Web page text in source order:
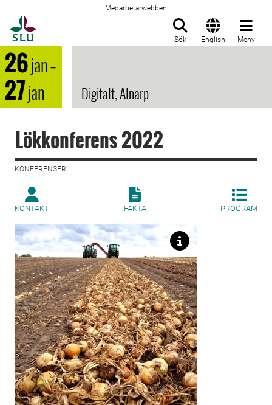
Medarbetarwebben
Sök English Meny
26jan–
27jan Digitalt, Alnarp
Lökkonferens 2022
KONFERENSER |
KONTAKT FAKTA PROGRAM